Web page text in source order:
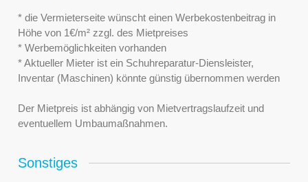
* die Vermieterseite wünscht einen Werbekostenbeitrag in
Höhe von 1€/m² zzgl. des Mietpreises
* Werbemöglichkeiten vorhanden
* Aktueller Mieter ist ein Schuhreparatur-Diensleister,
Inventar (Maschinen) könnte günstig übernommen werden
Der Mietpreis ist abhängig von Mietvertragslaufzeit und
eventuellem Umbaumaßnahmen.
Sonstiges